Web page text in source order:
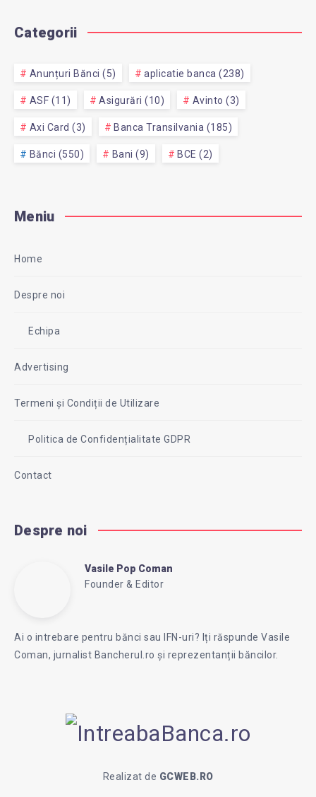
Categorii
Anunțuri Bănci (5) aplicatie banca (238)
ASF (11) Asigurări (10) Avinto (3)
Axi Card (3) Banca Transilvania (185)
Bănci (550) Bani (9) BCE (2)
Meniu
Home
Despre noi
Echipa
Advertising
Termeni și Condiții de Utilizare
Politica de Confidențialitate GDPR
Contact
Despre noi
Vasile
Pop
Vasile Pop Coman
Founder & Editor
on
Ai o intrebare pentru bănci sau IFN-uri? Iți răspunde Vasile
Coman, jurnalist Bancherul.ro și reprezentanții băncilor.
Realizat de GCWEB.RO